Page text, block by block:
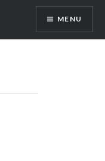
MENU